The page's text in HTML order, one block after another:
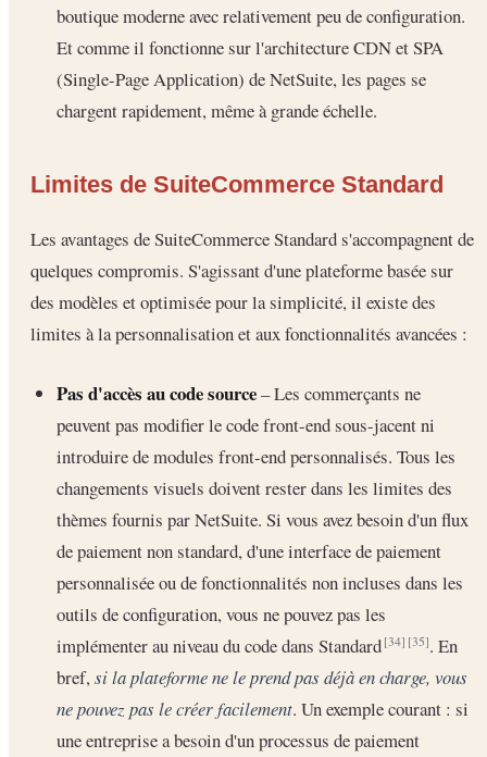
boutique moderne avec relativement peu de configuration.
Et comme il fonctionne sur l'architecture CDN et SPA
(Single-Page Application) de NetSuite, les pages se
chargent rapidement, même à grande échelle.
Limites de SuiteCommerce Standard
Les avantages de SuiteCommerce Standard s'accompagnent de
quelques compromis. S'agissant d'une plateforme basée sur
des modèles et optimisée pour la simplicité, il existe des
limites à la personnalisation et aux fonctionnalités avancées :
Pas d'accès au code source– Les commerçants ne
peuvent pas modifier le code front-end sous-jacent ni
introduire de modules front-end personnalisés. Tous les
changements visuels doivent rester dans les limites des
thèmes fournis par NetSuite. Si vous avez besoin d'un flux
de paiement non standard, d'une interface de paiement
personnalisée ou de fonctionnalités non incluses dans les
outils de configuration, vous ne pouvez pas les
implémenter au niveau du code dans Standard[34] [35]. En
bref,si la plateforme ne le prend pas déjà en charge, vous
ne pouvez pas le créer facilement. Un exemple courant : si
une entreprise a besoin d'un processus de paiement